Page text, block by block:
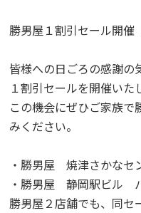
勝男屋１割引セール開催
皆様への日ごろの感謝の
１割引セールを開催いた
この機会にぜひご家族
みください。
・勝男屋 焼津さかなセ
・勝男屋 静岡駅ビル
勝男屋２店舗でも、同セ